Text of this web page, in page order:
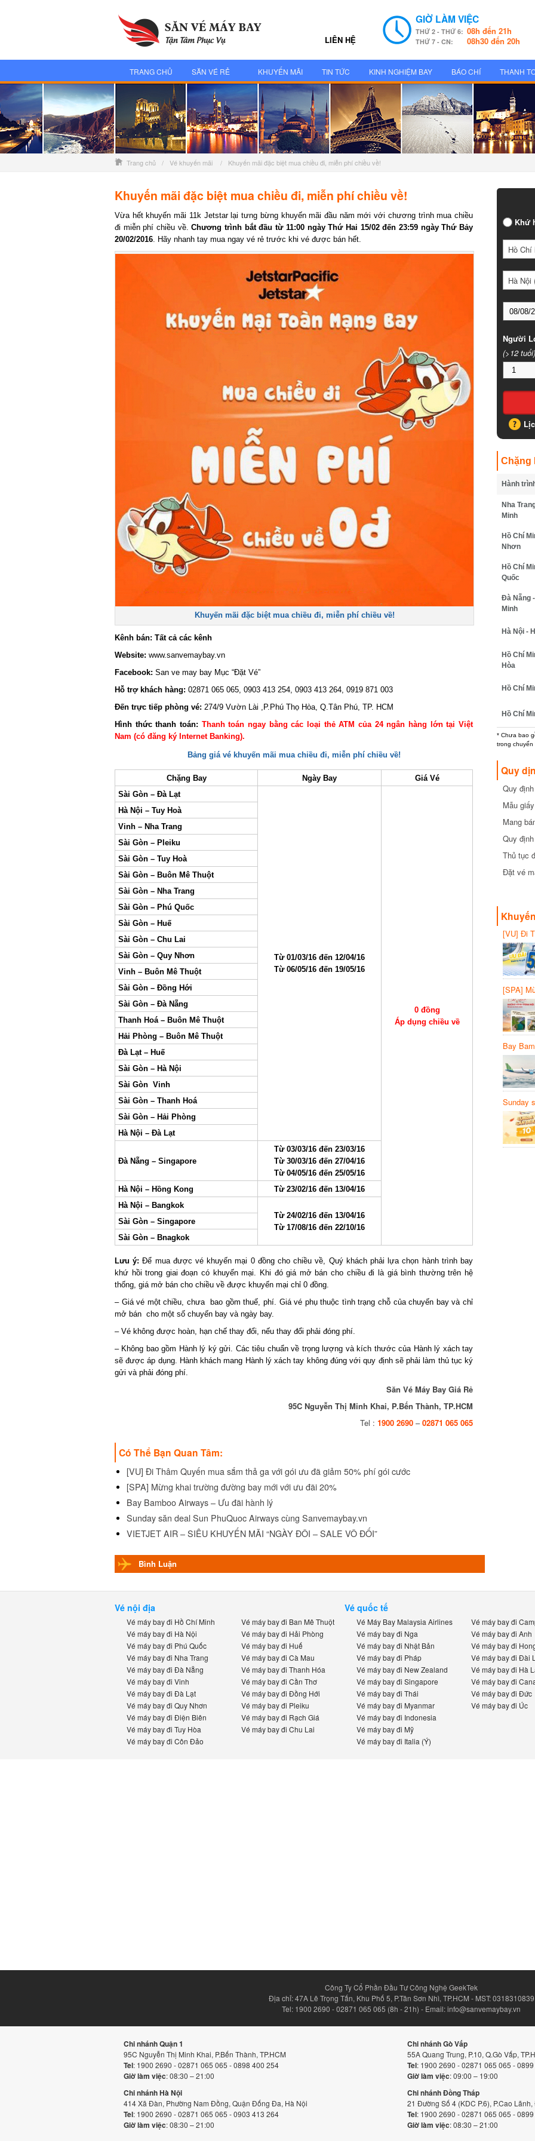
LIÊN HỆ
GIỜ LÀM VIỆC
THỨ 2 - THỨ 6:08h đến 21h
THỨ 7 - CN: 08h30 đến 20h
TRANG CHỦ SĂN VÉ RẺ KHUYẾN MÃI TIN TỨC KINH NGHIỆM BAY BÁO CHÍ THANH
Trang chủ / Vé khuyến mãi / Khuyến mãi đặc biệt mua chiều đi, miễn phí chiều về!
Khuyến mãi đặc biệt mua chiều đi, miễn phí chiều về!
Vừa hết khuyến mãi 11k Jetstar lại tưng bừng khuyến mãi đầu năm mới với chương trình mua chiều
đi miễn phí chiều về.Chương trình bắt đầu từ 11:00 ngày Thứ Hai 15/02 đến 23:59 ngày Thứ Bảy
20/02/2016. Hãy nhanh tay mua ngay vé rẻ trước khi vé được bán hết.
Khuyến mãi đặc biệt mua chiều đi, miễn phí chiều về!
Kênh bán: Tất cả các kênh
Website:www.sanvemaybay.vn
Facebook: San ve may bayMục “Đặt Vé”
Hỗ trợ khách hàng:02871 065 065, 0903 413 254, 0903 413 264, 0919 871 003
Đến trực tiếp phòng vé:274/9 Vườn Lài ,P.Phú Thọ Hòa, Q.Tân Phú, TP. HCM
Hình thức thanh toán: Thanh toán ngay bằng các loại thẻ ATM của 24 ngân hàng lớn tại Việt
Nam (có đăng ký Internet Banking).
Bảng giá vé khuyến mãi mua chiều đi, miễn phí chiều về!
Chặng Bay Ngày Bay
Giá Vé
Sài Gòn – Đà Lạt
Từ 01/03/16 đến 12/04/16
Từ 06/05/16 đến 19/05/16
0 đồng
Áp dụng chiều về
Hà Nội – Tuy Hoà
Vinh – Nha Trang
Sài Gòn – Pleiku
Sài Gòn – Tuy Hoà
Sài Gòn – Buôn Mê Thuột
Sài Gòn – Nha Trang
Sài Gòn – Phú Quốc
Sài Gòn – Huế
Sài Gòn – Chu Lai
Sài Gòn – Quy Nhơn
Vinh – Buôn Mê Thuột
Sài Gòn – Đồng Hới
Sài Gòn – Đà Nẵng
Thanh Hoá – Buôn Mê Thuột
Hải Phòng – Buôn Mê Thuột
Đà Lạt – Huế
Sài Gòn – Hà Nội
Sài Gòn Vinh
Sài Gòn – Thanh Hoá
Sài Gòn – Hải Phòng
Hà Nội – Đà Lạt
Đà Nẵng – Singapore
Từ 03/03/16 đến 23/03/16
Từ 30/03/16 đến 27/04/16
Từ 04/05/16 đến 25/05/16
Hà Nội – Hồng Kong
Từ 23/02/16 đến 13/04/16
Hà Nội – Bangkok
Từ 24/02/16 đến 13/04/16
Từ 17/08/16 đến 22/10/16
Sài Gòn – Singapore
Sài Gòn – Bnagkok
Lưu ý:Để mua được vé khuyến mại 0 đồng cho chiều về, Quý khách phải lựa chọn hành trình bay
khứ hồi trong giai đoạn có khuyến mại. Khi đó giá mở bán cho chiều đi là giá bình thường trên hệ
thống, giá mở bán cho chiều về được khuyến mại chỉ 0 đồng.
– Giá vé một chiều, chưa bao gồm thuế, phí. Giá vé phụ thuộc tình trạng chỗ của chuyến bay và chỉ
mở bán cho một số chuyến bay và ngày bay.
– Vé không được hoàn, hạn chế thay đổi, nếu thay đổi phải đóng phí.
– Không bao gồm Hành lý ký gửi. Các tiêu chuẩn về trọng lượng và kích thước của Hành lý xách tay
sẽ được áp dụng. Hành khách mang Hành lý xách tay không đúng với quy định sẽ phải làm thủ tục ký
gửi và phải đóng phí.
Săn Vé Máy Bay Giá Rẻ
95C Nguyễn Thị Minh Khai, P.Bến Thành, TP.HCM
Tel : 1900 2690–02871 065 065
Có Thể Bạn Quan Tâm:
[VU] Đi Thâm Quyến mua sắm thả ga với gói ưu đã giảm 50% phí gói cước
[SPA] Mừng khai trường đường bay mới với ưu đãi 20%
Bay Bamboo Airways – Ưu đãi hành lý
Sunday săn deal Sun PhuQuoc Airways cùng Sanvemaybay.vn
VIETJET AIR – SIÊU KHUYẾN MÃI “NGÀY ĐÔI – SALE VÔ ĐỐI”
Bình Luận
Khứ
Hồ Chí
Hà Nội
Người
(>12 tuổi)
Chặng
Hành trình*
Nha
Minh
Hồ Chí
Nhơn
Hồ Chí
Quốc
Đà Nẵng -
Minh
Hà Nội -
Hồ Chí
Hòa
Hồ Chí
Hồ Chí
* Chưa bao
trong chuyến
Quy
Quy
cần biết
Mẫu
Mang
Quy
Thủ tục
Đặt vé
[VU] Đi
giảm
[SPA]
20%
Bay
Sunday
Vé nội địa
Vé máy bay đi Hồ Chí Minh
Vé máy bay đi Hà Nội
Vé máy bay đi Phú Quốc
Vé máy bay đi Nha Trang
Vé máy bay đi Đà Nẵng
Vé máy bay đi Vinh
Vé máy bay đi Đà Lạt
Vé máy bay đi Quy Nhơn
Vé máy bay đi Điện Biên
Vé máy bay đi Tuy Hòa
Vé máy bay đi Côn Đảo
Vé máy bay đi Ban Mê Thuột
Vé máy bay đi Hải Phòng
Vé máy bay đi Huế
Vé máy bay đi Cà Mau
Vé máy bay đi Thanh Hóa
Vé máy bay đi Cần Thơ
Vé máy bay đi Đồng Hới
Vé máy bay đi Pleiku
Vé máy bay đi Rạch Giá
Vé máy bay đi Chu Lai
Vé quốc tế
Vé Máy Bay Malaysia Airlines
Vé máy bay đi Nga
Vé máy bay đi Nhật Bản
Vé máy bay đi Pháp
Vé máy bay đi New Zealand
Vé máy bay đi Singapore
Vé máy bay đi Thái
Vé máy bay đi Myanmar
Vé máy bay đi Indonesia
Vé máy bay đi Mỹ
Vé máy bay đi Italia (Ý)
Vé máy bay đi
Vé máy bay đi Anh
Vé máy bay đi
Vé máy bay đi Đài
Vé máy bay đi Hà
Vé máy bay đi
Vé máy bay đi Đức
Vé máy bay đi Úc
Công Ty Cổ Phần Đầu Tư Công Nghệ GeekTek
Địa chỉ: 47A Lê Trọng Tấn, Khu Phố 5, P.Tân Sơn Nhì, TP.HCM - MST: 0318310839
Tel: 1900 2690 - 02871 065 065 (8h - 21h) - Email: info@sanvemaybay.vn
Chi nhánh Quận 1
95C Nguyễn Thị Minh Khai, P.Bến Thành, TP.HCM
Tel: 1900 2690 - 02871 065 065 - 0898 400 254
Giờ làm việc: 08:30 – 21:00
Chi nhánh Gò Vấp
55A Quang Trung, P.10, Q.Gò Vấp,
Tel: 1900 2690 - 02871 065 065 -
Giờ làm việc: 09:00 – 19:00
Chi nhánh Hà Nội
414 Xã Đàn, Phường Nam Đồng, Quận Đống Đa, Hà Nội
Tel: 1900 2690 - 02871 065 065 - 0903 413 264
Giờ làm việc: 08:30 – 21:00
Chi nhánh Đồng Tháp
21 Đường Số 4 (KDC P.6), P.Cao
Tel: 1900 2690 - 02871 065 065 -
Giờ làm việc: 08:30 – 21:00